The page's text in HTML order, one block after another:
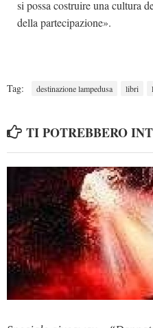
si possa costruire una cultura
della partecipazione».
Tag: destinazione lampedusa libri
TI POTREBBERO